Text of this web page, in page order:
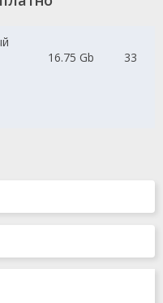
— загадочная женщина
появляется с
её мотивы
или бояться. Каждый
незаконного сброса
схемы
людей, втянутых
использует свой
ставит под угрозу его
исследуя темы
разрушения и вопрос:
16.75 Gb 33